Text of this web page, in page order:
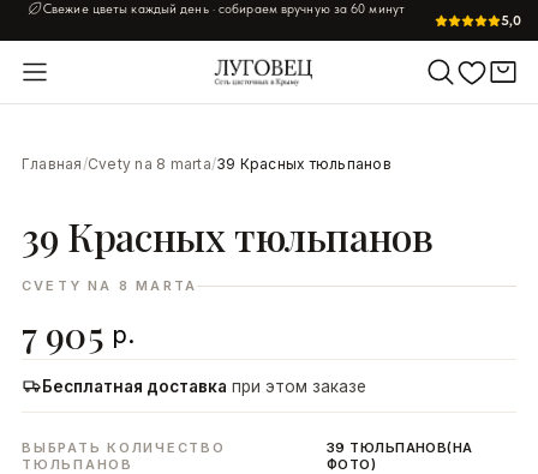
Свежие цветы каждый день · собираем вручную за 60 минут
5,0
Главная/Cvety na 8 marta/39 Красных тюльпанов
39 Красных тюльпанов
CVETY NA 8 MARTA
7 905 р.
Бесплатная доставка при этом заказе
ВЫБРАТЬ КОЛИЧЕСТВО
ТЮЛЬПАНОВ
39 ТЮЛЬПАНОВ(НА
ФОТО)